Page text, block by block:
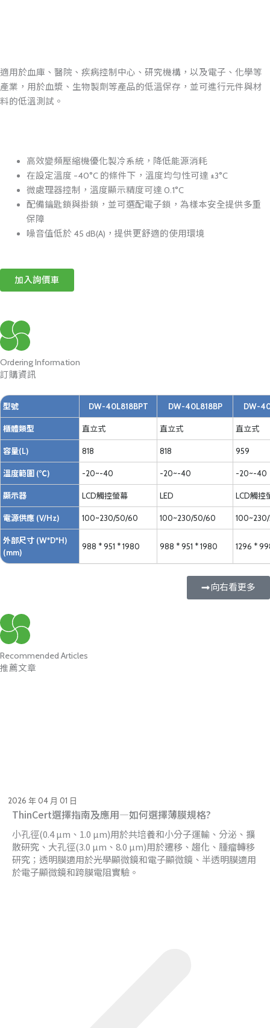
適用於血庫、醫院、疾病控制中心、研究機構，以及電子、化學等
產業，用於血漿、生物製劑等產品的低溫保存，並可進行元件與材
料的低溫測試。
高效變頻壓縮機優化製冷系統，降低能源消耗
在設定溫度 -40°C 的條件下，溫度均勻性可達 ±3°C
微處理器控制，溫度顯示精度可達 0.1°C
配備鑰匙鎖與掛鎖，並可選配電子鎖，為樣本安全提供多重
保障
噪音值低於 45 dB(A)，提供更舒適的使用環境
加入詢價車
Ordering Information
訂購資訊
型號 DW-40L818BPT DW-40L818BP DW-
櫃體類型 直立式 直立式 直立式
容量(L) 818 818 959
溫度範圍 (℃) -20~-40 -20~-40 -20~-40
顯示器 LCD觸控螢幕 LED LCD觸控
電源供應 (V/Hz) 100~230/50/60 100~230/50/60
外部尺寸 (W*D*H)
(mm)
988 * 951 * 1980 988 * 951 * 1980 1296 *
向右看更多
Recommended Articles
推薦文章
2026 年 04 月 01 日
ThinCert選擇指南及應用—如何選擇薄膜規格?
小孔徑(0.4 µm、1.0 µm)用於共培養和小分子運輸、分泌、擴
散研究、大孔徑(3.0 µm、8.0 µm)用於遷移、趨化、腫瘤轉移
研究；透明膜適用於光學顯微鏡和電子顯微鏡、半透明膜適用
於電子顯微鏡和跨膜電阻實驗。